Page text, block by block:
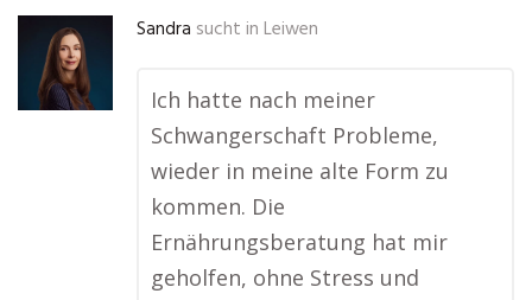
Sandra sucht in Leiwen
Ich hatte nach meiner
Schwangerschaft Probleme,
wieder in meine alte Form zu
kommen. Die
Ernährungsberatung hat mir
geholfen, ohne Stress und